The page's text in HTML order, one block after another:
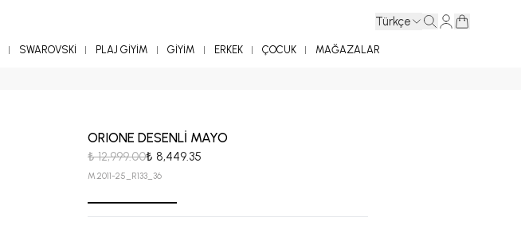
Türkçe
SWAROVSKİ PLAJ GİYİM GİYİM ERKEK ÇOCUK MAĞAZALAR
ORIONE DESENLİ MAYO
₺ 12,999.00₺ 8,449.35
M.2011-25_R133_36